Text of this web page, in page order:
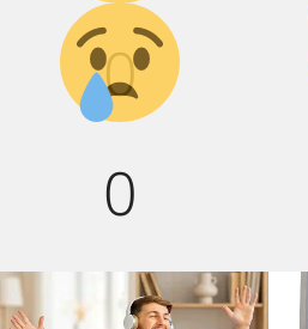
0
Грусть :(
0